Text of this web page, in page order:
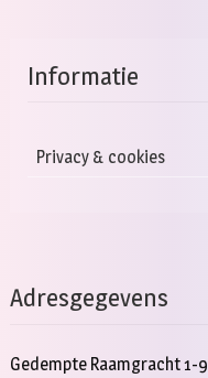
Informatie
Privacy & cookies
Adresgegevens
Gedempte Raamgracht 1-9